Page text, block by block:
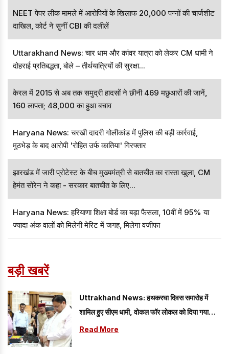
NEET पेपर लीक मामले में आरोपियों के खिलाफ 20,000 पन्नों की चार्जशीट
दाखिल, कोर्ट ने सुनीं CBI की दलीलें
Uttarakhand News: चार धाम और कांवर यात्रा को लेकर CM धामी ने
दोहराई प्रतिबद्धता, बोले – तीर्थयात्रियों की सुरक्षा...
केरल में 2015 से अब तक समुद्री हादसों ने छीनी 469 मछुआरों की जानें,
160 लापता; 48,000 का हुआ बचाव
Haryana News: चरखी दादरी गोलीकांड में पुलिस की बड़ी कार्रवाई,
मुठभेड़ के बाद आरोपी 'रोहित उर्फ कातिया' गिरफ्तार
झारखंड में जारी प्रोटेस्ट के बीच मुख्यमंत्री से बातचीत का रास्ता खुला, CM
हेमंत सोरेन ने कहा - सरकार बातचीत के लिए...
Haryana News: हरियाणा शिक्षा बोर्ड का बड़ा फैसला, 10वीं में 95% या
ज्यादा अंक वालों को मिलेगी मेरिट में जगह, मिलेगा वजीफा
बड़ी खबरें
Uttrakhand News: हथकरघा दिवस समारोह में
शामिल हुए सीएम धामी, वोकल फॉर लोकल को दिया गया
प्रोत्साहन
Read More